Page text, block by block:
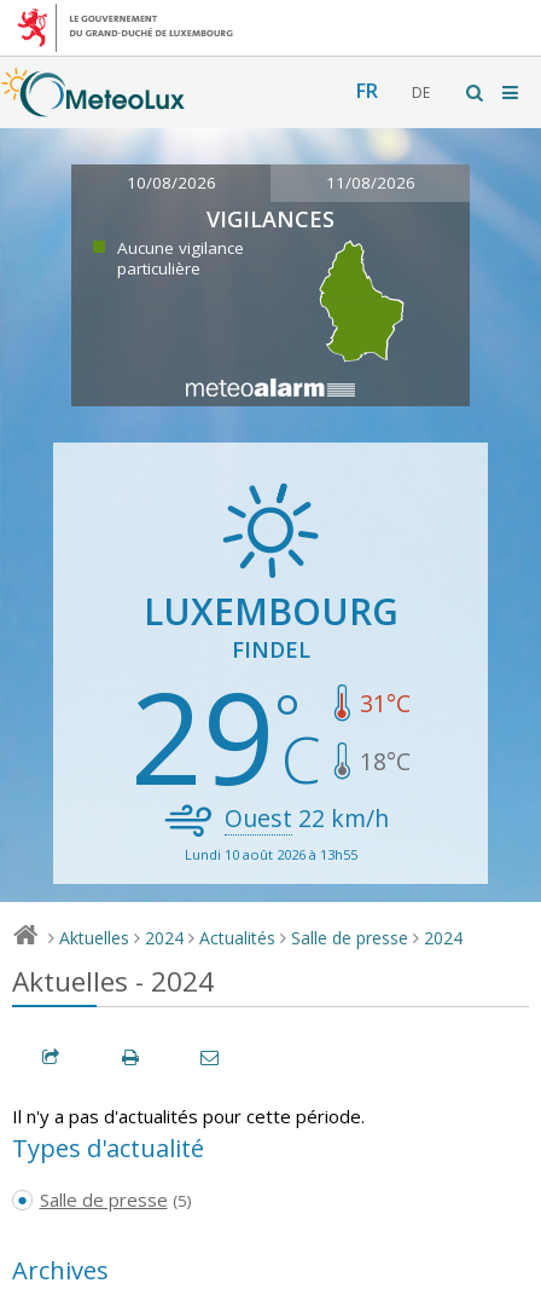
FR DE
10/08/2026 11/08/2026
VIGILANCES
Aucune vigilance
particulière
LUXEMBOURG
FINDEL
29 31°C
18°C
Ouest 22 km/h
Lundi 10 août 2026 à 13h55
> Aktuelles > 2024 > Actualités > Salle de presse > 2024
Aktuelles - 2024
Il n'y a pas d'actualités pour cette période.
Types d'actualité
Salle de presse (5)
Archives